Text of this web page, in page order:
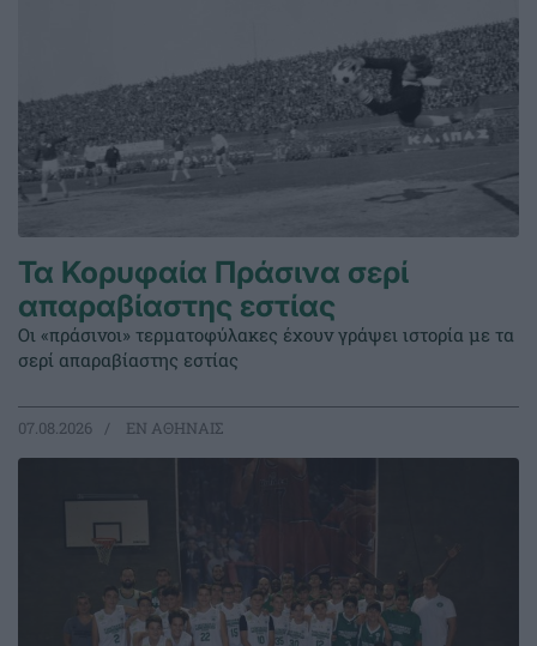
Τα Κορυφαία Πράσινα σερί
απαραβίαστης εστίας
Οι «πράσινοι» τερματοφύλακες έχουν γράψει ιστορία με τα
σερί απαραβίαστης εστίας
07.08.2026 EΝ ΑΘΗΝΑΙΣ